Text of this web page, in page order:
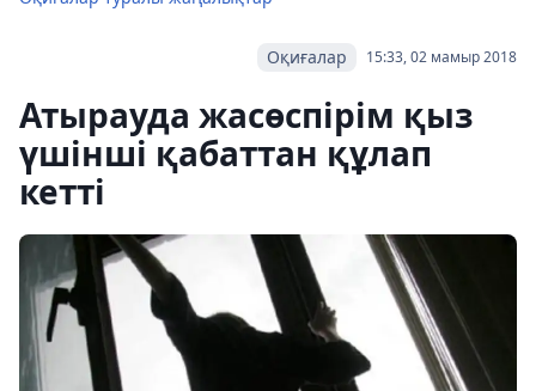
15:33, 02 мамыр 2018
Оқиғалар
Атырауда жасөспірім қыз
үшінші қабаттан құлап
кетті